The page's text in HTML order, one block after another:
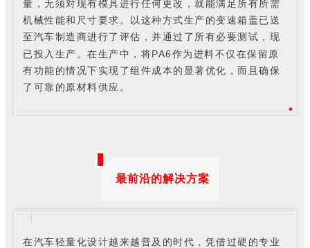
量，无须对现有模具进行任何更改，就能满足所有所需
机械性能和尺寸要求。以这种方式生产的变速箱盖已送
至汽车制造商进行了评估，并通过了所有必要测试，现
已投入生产。在生产中，将PA6 作为进料不仅在保留原
有功能的情况下实现了组件成本的显著优化，而且确保
了可靠的原材料供应。
最前沿的解决方案
在汽车轻量化设计越来越普及的时代，凭借过硬的专业